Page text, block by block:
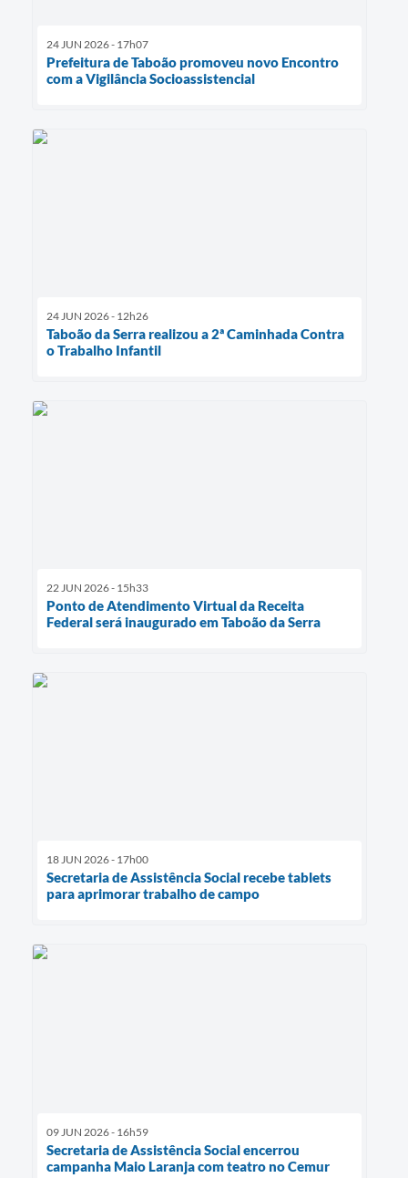
24 JUN 2026 - 17h07
Prefeitura de Taboão promoveu novo Encontro
com a Vigilância Socioassistencial
24 JUN 2026 - 12h26
Taboão da Serra realizou a 2ª Caminhada Contra
o Trabalho Infantil
22 JUN 2026 - 15h33
Ponto de Atendimento Virtual da Receita
Federal será inaugurado em Taboão da Serra
18 JUN 2026 - 17h00
Secretaria de Assistência Social recebe tablets
para aprimorar trabalho de campo
09 JUN 2026 - 16h59
Secretaria de Assistência Social encerrou
campanha Maio Laranja com teatro no Cemur